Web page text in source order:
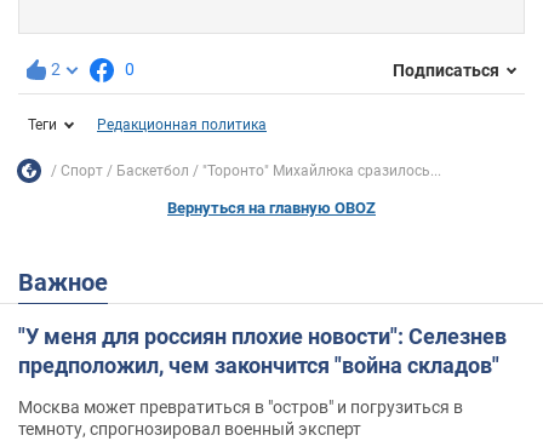
2 0 Подписаться
Теги Редакционная политика
Спорт Баскетбол "Торонто" Михайлюка сразилось...
Вернуться на главную OBOZ
Важное
"У меня для россиян плохие новости": Селезнев
предположил, чем закончится "война складов"
Москва может превратиться в "остров" и погрузиться в
темноту, спрогнозировал военный эксперт